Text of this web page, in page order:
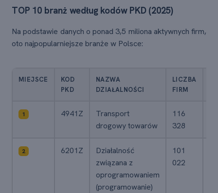
TOP 10 branż według kodów PKD (2025)
Na podstawie danych o ponad 3,5 miliona aktywnych firm,
oto najpopularniejsze branże w Polsce:
MIEJSCE
KOD
PKD
NAZWA
DZIAŁALNOŚCI
LICZBA
FIRM
1 4941Z
Transport
drogowy towarów
116
328
2 6201Z
Działalność
związana z
oprogramowaniem
(programowanie)
101
022